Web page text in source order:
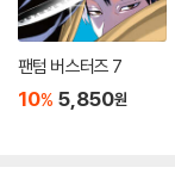
팬텀 버스터즈 7
10% 5,850원